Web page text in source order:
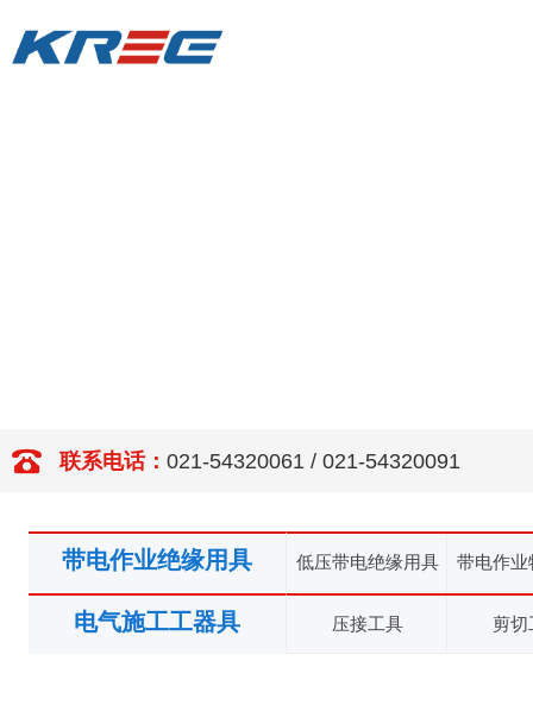
联系电话： 021-54320061 / 021-54320091
电气施工工器具
带电作业绝缘用具 低压带电绝缘用具 带电作业
压接工具 剪切